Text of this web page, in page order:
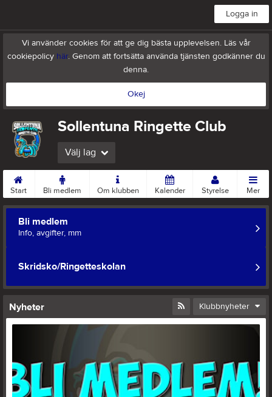
Logga in
Vi använder cookies för att ge dig bästa upplevelsen. Läs vår
cookiepolicy här. Genom att fortsätta använda tjänsten godkänner du
denna.
Okej
Sollentuna Ringette Club
Välj lag
Start Bli medlem Om klubben Kalender Styrelse Mer
Bli medlem
Info, avgifter, mm
Skridsko/Ringetteskolan
Nyheter Klubbnyheter